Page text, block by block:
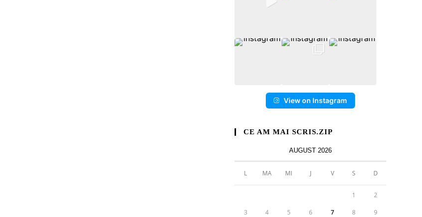
View on Instagram
CE AM MAI SCRIS.ZIP
AUGUST 2026
L MA MI J V S D
1 2
3 4 5 6 7 8 9